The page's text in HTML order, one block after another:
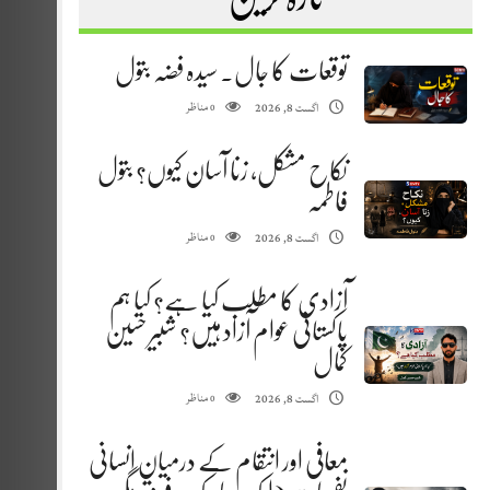
توقعات کا جال. سیدہ فضہ بتول
اگست 8, 2026
0مناظر
نکاح مشکل، زنا آسان کیوں؟ بتول
فاطمہ
اگست 8, 2026
0مناظر
آزادی کا مطلب کیا ہے؟ کیا ہم
پاکستانی عوام آزاد ہیں؟ شبیر حسین
کمال
اگست 8, 2026
0مناظر
معافی اور انتقام کے درمیان انسانی